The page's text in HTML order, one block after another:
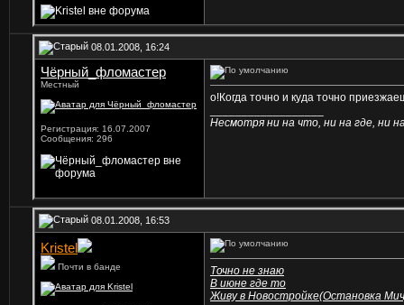
08.01.2008, 16:24
Чёрный_фломастер
Местный
Регистрация: 16.07.2007
Сообщения: 296
о!Когда точно и куда точно
Несмотря ни на что, ни на где, ни
08.01.2008, 16:53
Kristel
Почти в банде
Точно не знаю
В июне где то
Живу в Новостройке(Остановка